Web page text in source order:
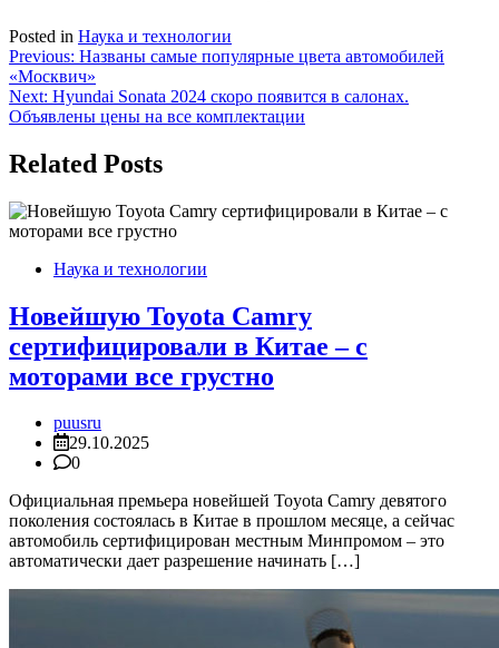
Posted in Наука и технологии
Навигация
по
записям
Previous: Названы самые популярные цвета автомобилей
«Москвич»
Next: Hyundai Sonata 2024 скоро появится в салонах.
Объявлены цены на все комплектации
Related Posts
Наука и технологии
Новейшую Toyota Camry
сертифицировали в Китае – с
моторами все грустно
puusru
29.10.2025
0
Официальная премьера новейшей Toyota Camry девятого
поколения состоялась в Китае в прошлом месяце, а сейчас
автомобиль сертифицирован местным Минпромом – это
автоматически дает разрешение начинать […]